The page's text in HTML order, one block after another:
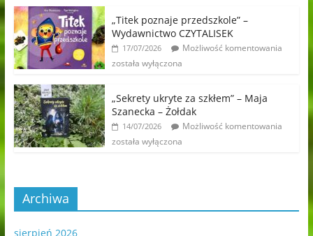
„Titek poznaje przedszkole” –
Wydawnictwo CZYTALISEK
17/07/2026
Możliwość komentowania
została wyłączona
„Sekrety ukryte za szkłem” – Maja
Szanecka – Żołdak
14/07/2026
Możliwość komentowania
została wyłączona
Archiwa
sierpień 2026